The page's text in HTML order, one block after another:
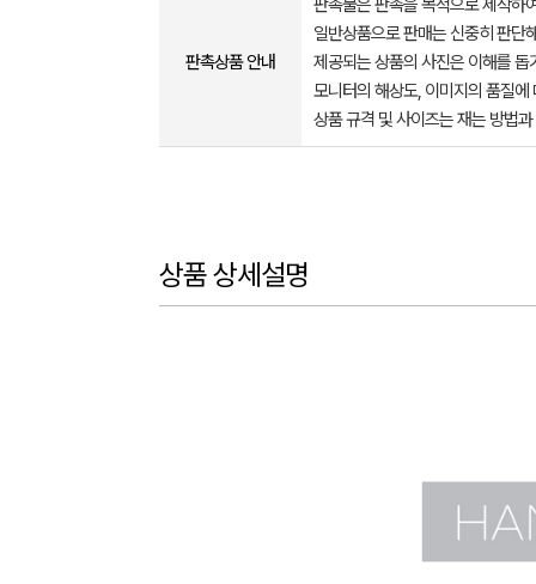
판촉상품 안내
판촉물은 판촉을 목적으로 제작하
일반상품으로 판매는 신중히 판단
제공되는 상품의 사진은 이해를
모니터의 해상도, 이미지의 품질
상품 규격 및 사이즈는 재는 방법
상품 상세설명